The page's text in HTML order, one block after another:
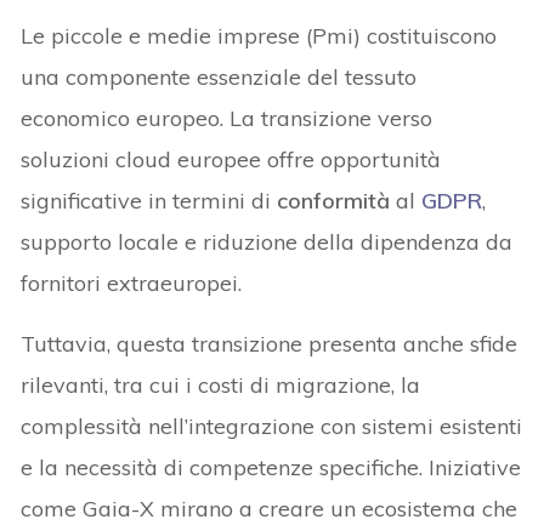
Le piccole e medie imprese (Pmi) costituiscono
una componente essenziale del tessuto
economico europeo. La transizione verso
soluzioni cloud europee offre opportunità
significative in termini di conformitàal GDPR,
supporto locale e riduzione della dipendenza da
fornitori extraeuropei.
Tuttavia, questa transizione presenta anche sfide
rilevanti, tra cui i costi di migrazione, la
complessità nell’integrazione con sistemi esistenti
e la necessità di competenze specifiche. Iniziative
come Gaia-X mirano a creare un ecosistema che